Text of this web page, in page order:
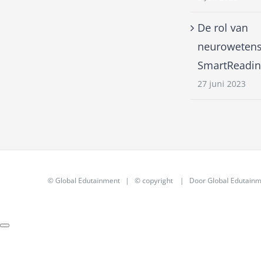
De rol van
27 juni 2023
©Global Edutainment | © copyright | DoorGlobal